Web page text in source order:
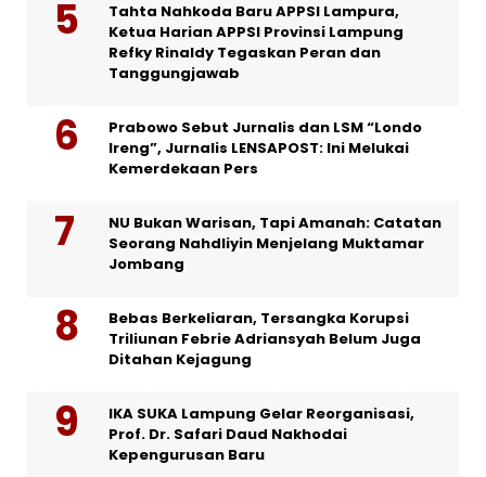
Tahta Nahkoda Baru APPSI Lampura,
Ketua Harian APPSI Provinsi Lampung
Refky Rinaldy Tegaskan Peran dan
Tanggungjawab
Prabowo Sebut Jurnalis dan LSM “Londo
Ireng”, Jurnalis LENSAPOST: Ini Melukai
Kemerdekaan Pers
NU Bukan Warisan, Tapi Amanah: Catatan
Seorang Nahdliyin Menjelang Muktamar
Jombang
Bebas Berkeliaran, Tersangka Korupsi
Triliunan Febrie Adriansyah Belum Juga
Ditahan Kejagung
IKA SUKA Lampung Gelar Reorganisasi,
Prof. Dr. Safari Daud Nakhodai
Kepengurusan Baru